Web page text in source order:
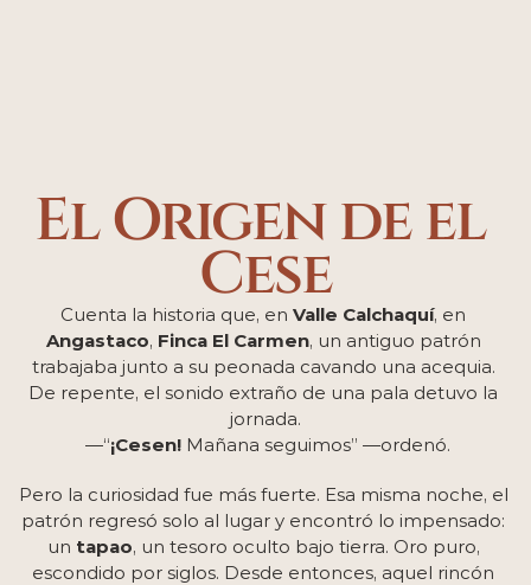
El Origen de el
Cese
Cuenta la historia que, en Valle Calchaquí
Angastaco, Finca El Carmen, un antiguo patrón
trabajaba junto a su peonada cavando una acequia.
De repente, el sonido extraño de una pala detuvo la
jornada.
—“¡Cesen! Mañana seguimos” —ordenó.
Pero la curiosidad fue más fuerte. Esa misma noche, el
patrón regresó solo al lugar y encontró lo impensado:
un tapao, un tesoro oculto bajo tierra. Oro puro,
escondido por siglos. Desde entonces, aquel rincón